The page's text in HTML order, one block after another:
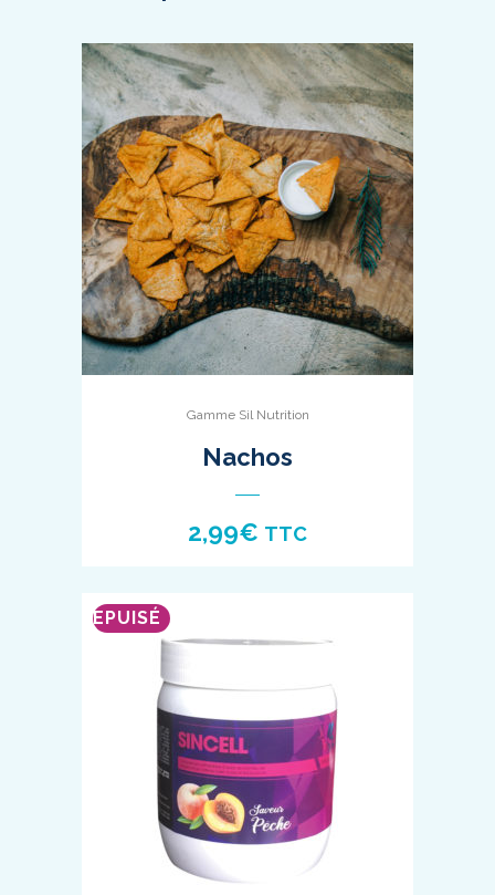
Gamme Sil Nutrition
Nachos
2,99€ TTC
EPUISÉ